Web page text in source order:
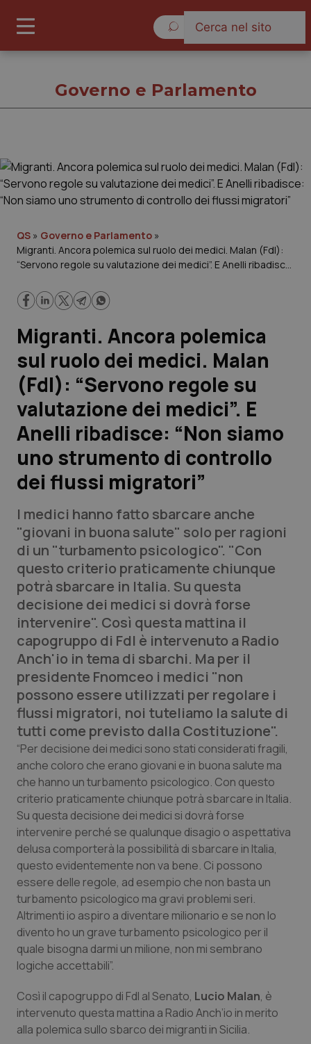
Cronache
Governo e Parlamento
Regioni e Asl
Lavoro e Professioni
Scienza e Farmaci
Studi e Analisi
Lettere al direttore
Edizioni Regionali
QS Pro
Professionisti Sanitari.AI
Abruzzo
Basilicata
Calabria
Campania
Emilia-Romagna
Friuli Venezia Giulia
Lazio
Liguria
Lombardia
Marche
Molise
Piemonte
Provincia Autonoma di Bolzano
Provincia Autonoma di Trento
QS Pro Gold
Artrite & artrosi
Asma & BPCO
Car-T
Colesterolo & coronaropatie
Dermatite Atopica
Diabete & glucometri
Disturbi dell’umore
Dolore
Donna & Salute
Epatiti
HIV
Infezioni & Febbre
Ipertensione & Scompenso
QS Club Newsletter
Governo e Parlamento
QS » Governo e Parlamento »
Migranti. Ancora polemica sul ruolo dei medici. Malan (FdI):
“Servono regole su valutazione dei medici”. E Anelli ribadisce:
Migranti. Ancora polemica
sul ruolo dei medici. Malan
(FdI): “Servono regole su
valutazione dei medici”. E
Anelli ribadisce: “Non siamo
uno strumento di controllo
dei flussi migratori”
I medici hanno fatto sbarcare anche
"giovani in buona salute" solo per ragioni
di un "turbamento psicologico". "Con
questo criterio praticamente chiunque
potrà sbarcare in Italia. Su questa
decisione dei medici si dovrà forse
intervenire". Così questa mattina il
capogruppo di FdI è intervenuto a Radio
Anch'io in tema di sbarchi. Ma per il
presidente Fnomceo i medici "non
possono essere utilizzati per regolare i
flussi migratori, noi tuteliamo la salute di
tutti come previsto dalla Costituzione".
“Per decisione dei medici sono stati considerati fragili,
anche coloro che erano giovani e in buona salute ma
che hanno un turbamento psicologico. Con questo
criterio praticamente chiunque potrà sbarcare in Italia.
Su questa decisione dei medici si dovrà forse
intervenire perché se qualunque disagio o aspettativa
delusa comporterà la possibilità di sbarcare in Italia,
questo evidentemente non va bene. Ci possono
essere delle regole, ad esempio che non basta un
turbamento psicologico ma gravi problemi seri.
Altrimenti io aspiro a diventare milionario e se non lo
divento ho un grave turbamento psicologico per il
quale bisogna darmi un milione, non mi sembrano
logiche accettabili”.
Così il capogruppo di FdI al Senato, Lucio Malan, è
intervenuto questa mattina a Radio Anch’io in merito
alla polemica sullo sbarco dei migranti in Sicilia.